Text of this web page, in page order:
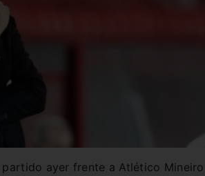
ayer frente a Atlético